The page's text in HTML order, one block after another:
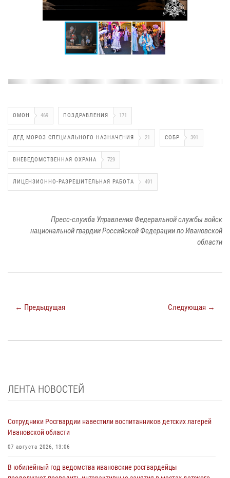
ОМОН 469 ПОЗДРАВЛЕНИЯ 171
ДЕД МОРОЗ СПЕЦИАЛЬНОГО НАЗНАЧЕНИЯ 21 СОБР 391
ВНЕВЕДОМСТВЕННАЯ ОХРАНА 729
ЛИЦЕНЗИОННО-РАЗРЕШИТЕЛЬНАЯ РАБОТА 491
Пресс-служба Управления Федеральной службы войск
национальной гвардии Российской Федерации по Ивановской
области
← Предыдущая Следующая →
ЛЕНТА НОВОСТЕЙ
Сотрудники Росгвардии навестили воспитанников детских лагерей
Ивановской области
07 августа 2026, 13:06
В юбилейный год ведомства ивановские росгвардейцы